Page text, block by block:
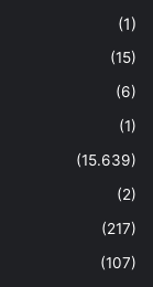
(1)
(15)
(6)
(1)
(15.639)
(2)
(217)
(107)